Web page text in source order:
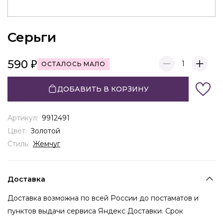
Серьги
590 ОСТАЛОСЬ МАЛО 1
ДОБАВИТЬ В КОРЗИНУ
Артикул: 9912491
Цвет: Золотой
Стиль: Жемчуг
Доставка
Доставка возможна по всей России до постаматов и
пунктов выдачи сервиса Яндекс Доставки. Срок